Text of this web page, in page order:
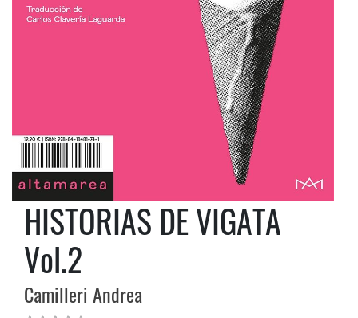
HISTORIAS DE VIGATA
Vol.2
Camilleri Andrea